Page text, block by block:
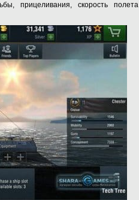
прицеливания, скорость полета